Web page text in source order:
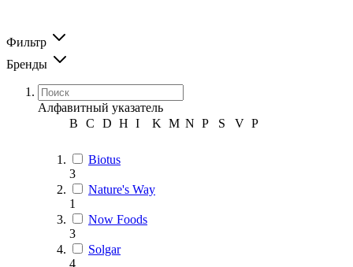
Фильтр
Бренды
Алфавитный указатель
B
C D H I K M N P S V Р
Biotus
3
Nature's Way
1
Now Foods
3
Solgar
4